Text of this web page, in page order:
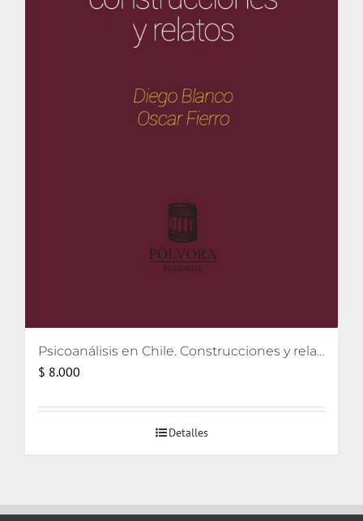
Psicoanálisis en Chile. Construcciones y relatos
$ 8.000
Detalles